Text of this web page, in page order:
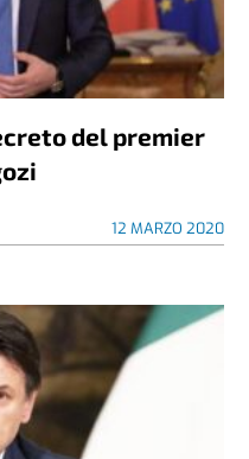
del premier
12 MARZO 2020